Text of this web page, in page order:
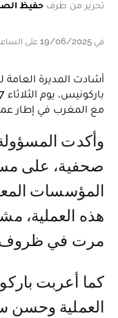
تحرير من طرف حفيظ
في 19/06/2025 على الساعة 07:00
أشادت المديرة العامة
مع المغرب في إطار عملية
وأكدت المسؤولة الإسبانية، في تصريحات
صحفية، على
المؤسسات
هذه العملية،
مرت في ظروف
كما أعربت
العملية وحسن